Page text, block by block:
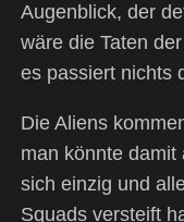
Augenblick, der
wäre die Taten
es passiert nichts
Die Aliens
man könnte damit
sich einzig und
Squads versteift